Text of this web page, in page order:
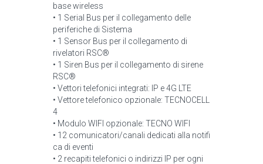
base wireless
• 1 Serial Bus per il collegamento delle
periferiche di Sistema
• 1 Sensor Bus per il collegamento di
rivelatori RSC®
• 1 Siren Bus per il collegamento di sirene
RSC®
• Vettori telefonici integrati: IP e 4G LTE
• Vettore telefonico opzionale: TECNOCELL
4
• Modulo WIFI opzionale: TECNO WIFI
• 12 comunicatori/canali dedicati alla notifi
ca di eventi
• 2 recapiti telefonici o indirizzi IP per ogni